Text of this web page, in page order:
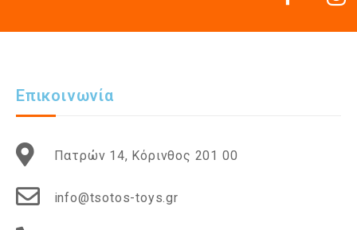
Επικοινωνία
Πατρών 14, Κόρινθος 201 00
info@tsotos-toys.gr